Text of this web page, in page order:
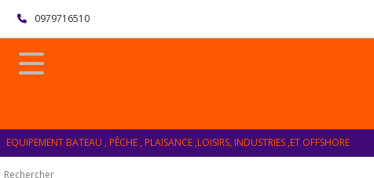
0979716510
EQUIPEMENT BATEAU , PÊCHE , PLAISANCE ,LOISIRS, INDUSTRIES ,ET OFFSHORE